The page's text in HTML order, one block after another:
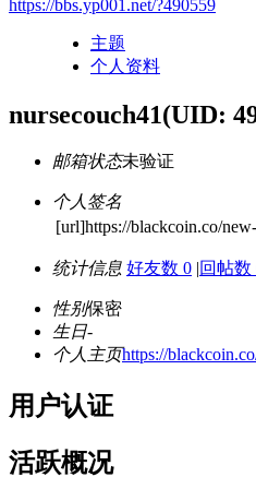
https://bbs.yp001.net/?490559
主题
个人资料
nursecouch41(UID:
邮箱状态未验证
个人签名
[url]https://blackcoin.co/
统计信息 好友数 0 |回帖数
性别保密
生日-
个人主页https://
用户认证
活跃概况